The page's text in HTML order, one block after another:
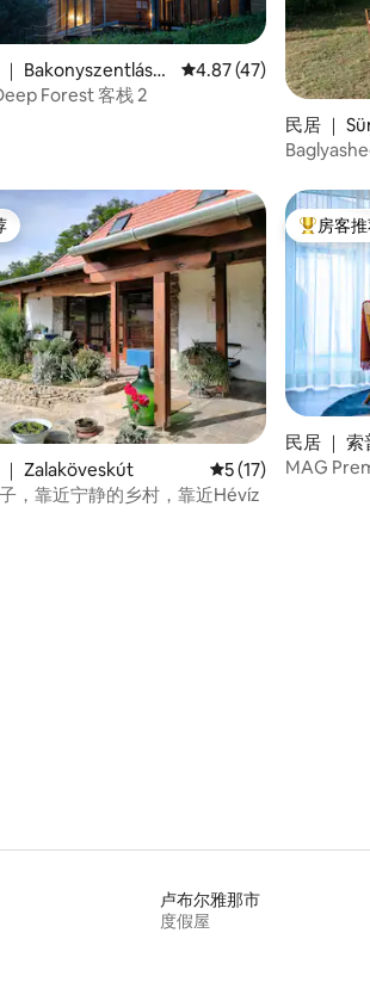
分），共 36 条评价
Bakonyszentlászl
平均评分 4.87 分（满
4.87 (47)
Forest 客栈 2
民居 ｜
分），共 50 条评价
｜ Zalaköveskút 平均评分 5 分（满
5 (17)
，靠近宁静的乡村，靠近Hévíz
热门「
房客
民居 ｜ 索
MAG
卢布尔雅那市
度假屋